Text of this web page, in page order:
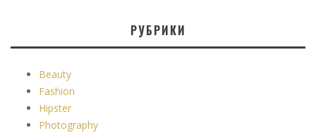
РУБРИКИ
Beauty
Fashion
Hipster
Photography